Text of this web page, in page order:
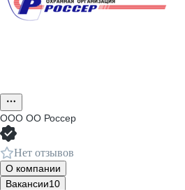
ООО ОО Россер
Нет отзывов
О компании
Вакансии10